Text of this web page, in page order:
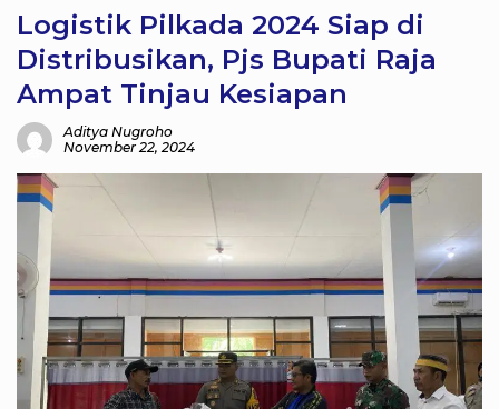
Logistik Pilkada 2024 Siap di
Distribusikan, Pjs Bupati Raja
Ampat Tinjau Kesiapan
Aditya Nugroho
November 22, 2024